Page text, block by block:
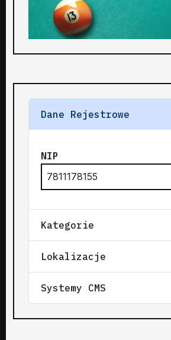
Dane Rejestrowe
NIP
7811178155
Kategorie
Lokalizacje
Systemy CMS